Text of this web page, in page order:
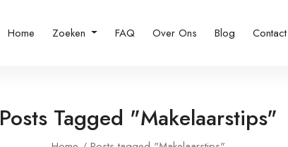
Home Zoeken FAQ Over Ons Blog Contact
Posts Tagged "Makelaarstips"